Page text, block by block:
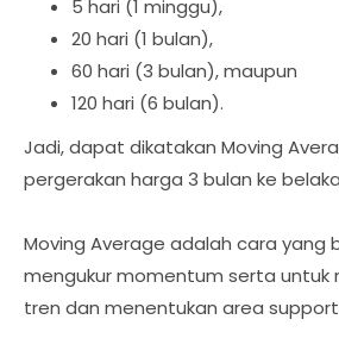
5 hari (1 minggu),
20 hari (1 bulan),
60 hari (3 bulan), maupun
120 hari (6 bulan).
Jadi, dapat dikatakan Moving
pergerakan harga 3 bulan ke
Moving Average adalah cara yang
mengukur momentum serta untuk
tren dan menentukan area